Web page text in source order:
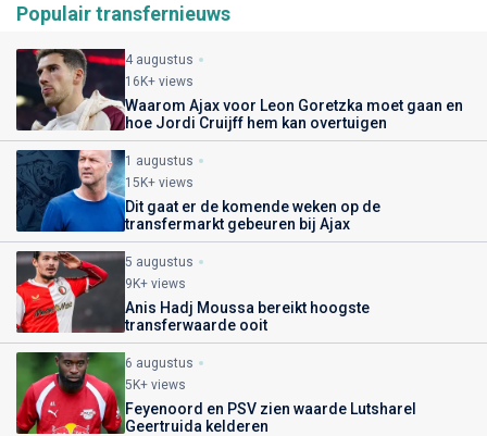
Populair transfernieuws
4 augustus
16K+ views
Waarom Ajax voor Leon Goretzka moet gaan en
hoe Jordi Cruijff hem kan overtuigen
1 augustus
15K+ views
Dit gaat er de komende weken op de
transfermarkt gebeuren bij Ajax
5 augustus
9K+ views
Anis Hadj Moussa bereikt hoogste
transferwaarde ooit
6 augustus
5K+ views
Feyenoord en PSV zien waarde Lutsharel
Geertruida kelderen